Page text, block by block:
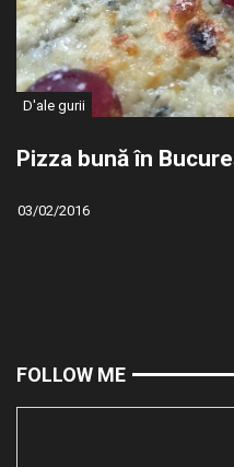
D'ale gurii
Pizza bună în
03/02/2016
FOLLOW ME